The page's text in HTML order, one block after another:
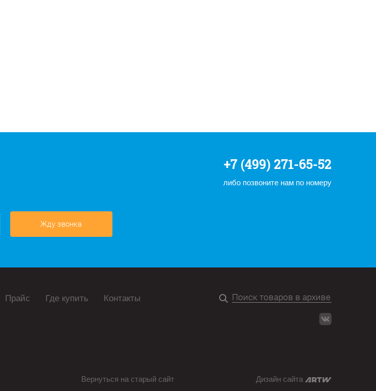
+7 (499) 271-65-52
либо позвоните нам по номеру
Жду звонка
Прайс Где купить Контакты
Вернуться на старый сайт Дизайн сайта